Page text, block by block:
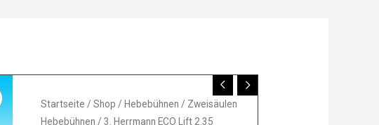
Startseite / Shop / Hebebühnen / Zweisäulen
Hebebühnen / 3. Herrmann ECO Lift 2.35
Herrmann
ECO